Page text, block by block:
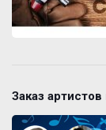
Заказ